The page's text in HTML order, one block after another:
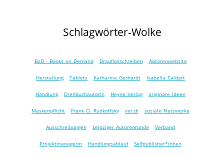
Schlagwörter-Wolke
BoD - Books on Demand Drauflosschreiben Autorenwebsite
Herstellung Tablets Katharina Gerhardt Isabella Caldart
Handlung Drehbuchautorin Heyne Verlag originäre Ideen
Maskenpflicht Frank O. Rudkoffsky ver.di soziale Netzwerke
Ausschreibungen Leipziger Autorenrunde Verband
Projektmanagerin Handlungsablauf Selfpublisher*innen